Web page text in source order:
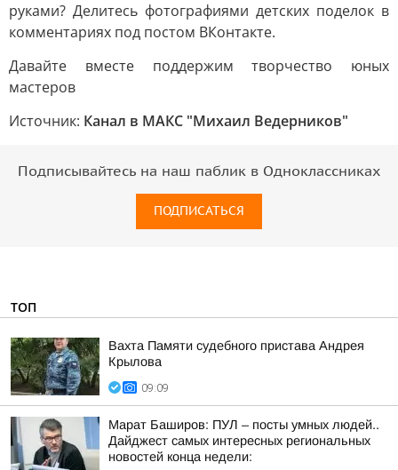
руками? Делитесь фотографиями детских поделок в
комментариях под постом ВКонтакте.
Давайте вместе поддержим творчество юных
мастеров
Источник: Канал в МАКС "Михаил Ведерников"
Подписывайтесь на наш паблик в Одноклассниках
ПОДПИСАТЬСЯ
ТОП
Вахта Памяти судебного пристава Андрея
Крылова
09:09
Марат Баширов: ПУЛ – посты умных людей..
Дайджест самых интересных региональных
новостей конца недели: